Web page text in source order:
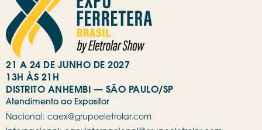
21 A 24 DE JUNHO DE 2027
13H ÀS 21H
DISTRITO ANHEMBI — SÃO PAULO/SP
Atendimento ao Expositor
Nacional: caex@grupoeletrolar.com